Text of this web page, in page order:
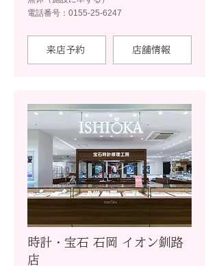
電話番号：0155-25-6247
来店予約 店舗情報
時計・宝石 石岡 イオン釧路
店